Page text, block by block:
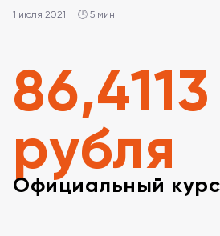
1 июля 2021 🕒 5 мин
86,4113
рубля
Официальный